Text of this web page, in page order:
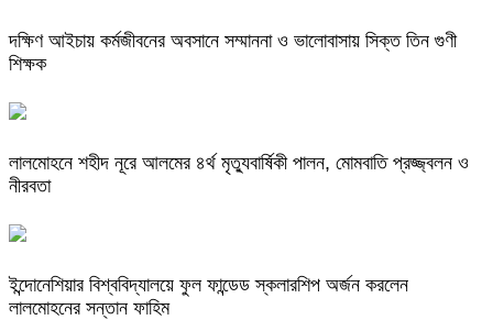
দক্ষিণ আইচায় কর্মজীবনের অবসানে সম্মাননা ও ভালোবাসায় সিক্ত তিন গুণী
শিক্ষক
লালমোহনে শহীদ নূরে আলমের ৪র্থ মৃত্যুবার্ষিকী পালন, মোমবাতি প্রজ্জ্বলন ও
নীরবতা
ইন্দোনেশিয়ার বিশ্ববিদ্যালয়ে ফুল ফান্ডেড স্কলারশিপ অর্জন করলেন
লালমোহনের সন্তান ফাহিম